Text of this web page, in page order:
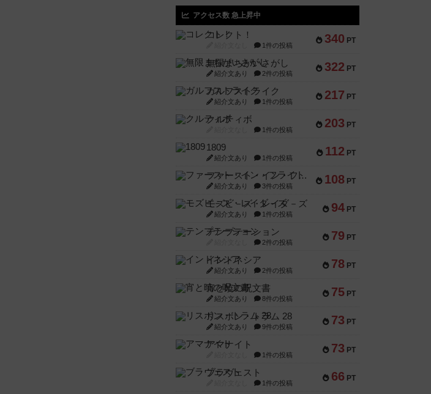
アクセス数 急上昇中
340 PT
コレクト！
1件の投稿
322 PT
無限まちがいさがし
紹介文あり 2件の投稿
217 PT
ガルフストライク
紹介文あり 1件の投稿
203 PT
クルティボ
1件の投稿
112 PT
1809
紹介文あり 1件の投稿
108 PT
ファースト・イン・フライト
紹介文あり 3件の投稿
94 PT
モズビ－ズ・レイダ－ズ
紹介文あり 1件の投稿
79 PT
テンプテーション
2件の投稿
78 PT
インドネシア
紹介文あり 2件の投稿
75 PT
宵と暁の呪文書
紹介文あり 8件の投稿
73 PT
リスボン・トラム 28
紹介文あり 9件の投稿
73 PT
アマナイト
1件の投稿
66 PT
ブラヴェスト
1件の投稿